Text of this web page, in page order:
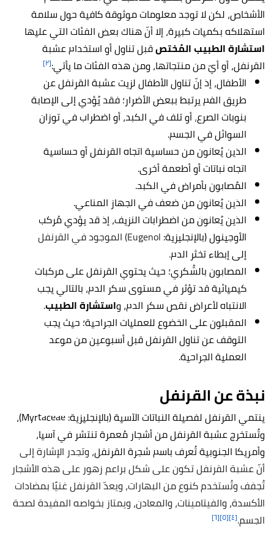
الأشخاص، لكن لا توجد معلومات موثوقة كافية حول سلامة
استهلاكه بكميات كبيرة، إلا أنّ هناك بعض الفئات التي عليها
استشارة الطبيب المُختصقبل تناول أو استخدام عشبة
القرنفل، أو أيّ من منتجاتها، ومن هذه الفئات ما يأتي:[٢]
الأطفال، إذ إنّ تناول الأطفال لزيت عشبة القرنفل عن
طريق الفم يرتبط ببعض الأضرار؛ فقد يُؤدي إلى الإصابة
بنوبات الصرع،أو تلف في الكبد، أو اضطراب في توزان
السوائل في الجسم.
الذين يُعانون من حساسية اتجاه القرنفل أو حساسية
اتجاه نباتات أو أطعمة أخرى.
المُصابون بأمراض في الكبد.
الذين يُعانون من ضعف في الجهاز المناعي.
الذين يُعانون من اضطرابات النزيف، إذ قد يؤدي مُركب
الأوجينول (بالإنجليزية: Eugenol) الموجود في القرنفل
إلى إبطاء تخثر الدم.
المصابون بالسُّكري؛ حيث يحتوي القرنفل على مركبات
كيميائية قد تؤثر في مستوى سكر الدم، بالتالي يجب
الانتباه لأعراض نقص سكر الدم، واستشارة الطبيب.
المقبلون على الخضوع للعمليات الجراحية؛ حيث يجب
التوقف عن تناول القرنفل قبل أسبوعين من موعد
العملية الجراحية.
نبذة عن القرنفل
ينتمي القرنفل لفصيلة النباتات الآسية (بالإنجليزية: Myrtaceae)،
وتُستخرج عشبة القرنفل من أشجار مُعمرة تنتشر في آسيا،
وأمريكا الجنوبية تُعرف باسم شجرة القرنفل، وتجدر الإشارة إلى
أنّ عشبة القرنفل تكون على شكل براعم زهور على هذه الأشجار
تُجفف وتُستخدم كنوع من البهارات، ويعدّ القرنفل غنيًا بمضادات
الأكسدة، والفيتامينات، والمعادن، ويمتاز بخواصه المفيدة لصحة
الجسم.[٤] [٥] [٦]